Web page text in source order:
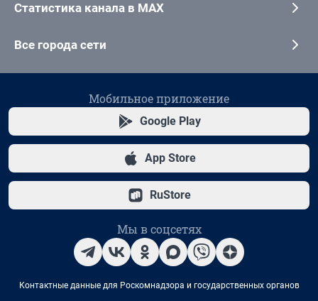
Статистика канала в MAX
Все города сети
Мобильное приложение
Google Play
App Store
RuStore
Мы в соцсетях
Контактные данные для Роскомнадзора и государственных органов